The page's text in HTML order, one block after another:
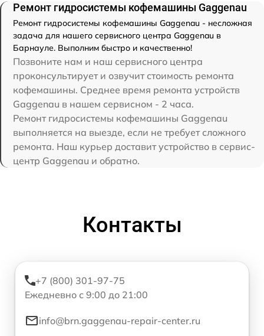
Ремонт гидросистемы кофемашины Gaggenau
Ремонт гидросистемы кофемашины Gaggenau - несложная
задача для нашего сервисного центра Gaggenau в
Барнауле. Выполним быстро и качественно!
Позвоните нам и наш сервисного центра
проконсультирует и озвучит стоимость ремонта
кофемашины. Среднее время ремонта устройств
Gaggenau в нашем сервисном - 2 часа.
Ремонт гидросистемы кофемашины Gaggenau
выполняется на выезде, если не требует сложного
ремонта. Наш курьер доставит устройство в сервис-
центр Gaggenau и обратно.
Контакты
+7 (800) 301-97-75
Ежедневно с 9:00 до 21:00
info@brn.gaggenau-repair-center.ru